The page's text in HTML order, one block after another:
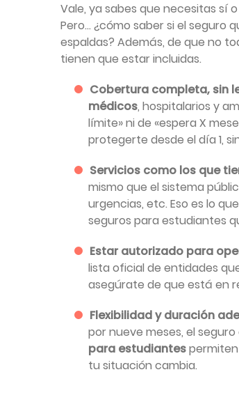
Vale, ya sabes que necesitas sí
Pero… ¿cómo saber si el seguro
espaldas? Además, de que no
tienen que estar incluidas.
Cobertura completa, sin
médicos, hospitalarios y
límite» ni de «espera X
protegerte desde el día 1,
Servicios como los que
mismo que el sistema
urgencias, etc. Eso es lo
seguros para estudiantes
Estar autorizado para
lista oficial de entidades
asegúrate de que está en
Flexibilidad y duración
por nueve meses, el
para estudiantes
tu situación cambia.